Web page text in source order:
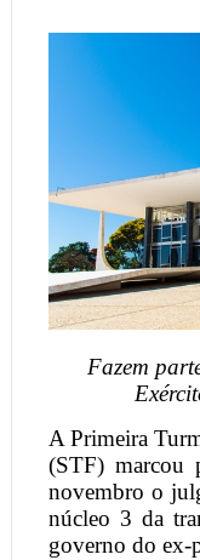
Fazem
A Primeira
(STF) marcou
novembro o
núcleo 3 da
governo do ex-